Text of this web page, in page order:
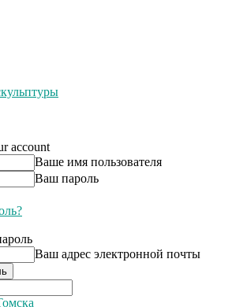
account
Ваше имя пользователя
Ваш пароль
Ваш адрес электронной почты